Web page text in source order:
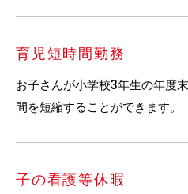
育児短時間勤務
お子さんが小学校3年生の年度
間を短縮することができます。
子の看護等休暇